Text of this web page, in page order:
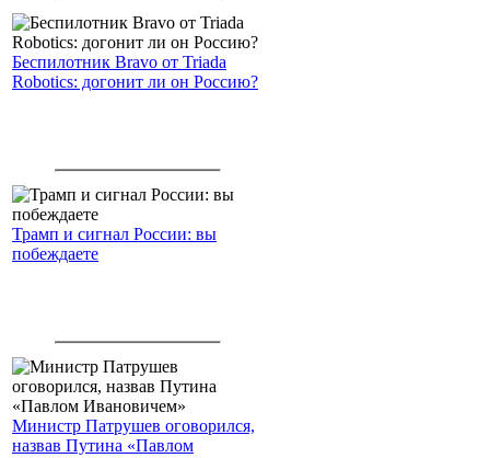
Беспилотник Bravo от Triada
Robotics: догонит ли он Россию?
Трамп и сигнал России: вы
побеждаете
Министр Патрушев оговорился,
назвав Путина «Павлом